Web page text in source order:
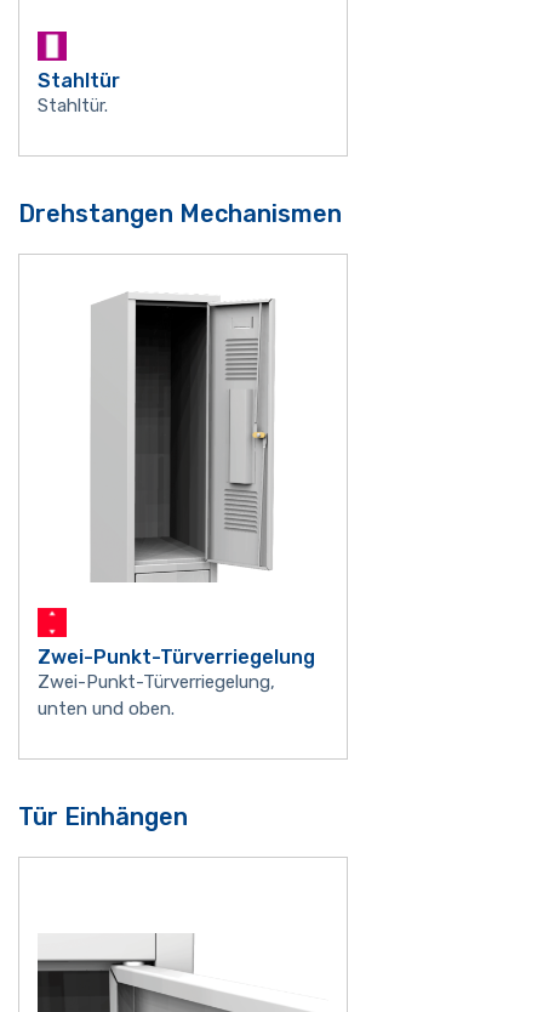
Stahltür
Stahltür.
Drehstangen Mechanismen
Zwei-Punkt-Türverriegelung
Zwei-Punkt-Türverriegelung,
unten und oben.
Tür Einhängen